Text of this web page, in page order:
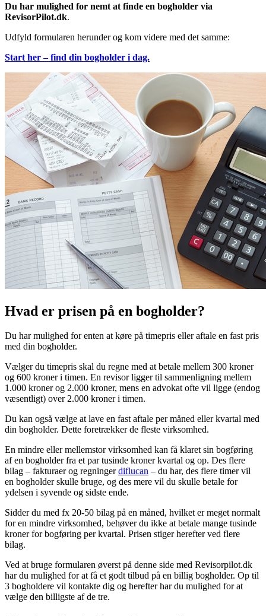
Du har mulighed for nemt at finde en bogholder via
RevisorPilot.dk.
Udfyld formularen herunder og kom videre med det samme:
Start her – find din bogholder i dag.
Hvad er prisen på en bogholder?
Du har mulighed for enten at køre på timepris eller aftale en fast pris
med din bogholder.
Vælger du timepris skal du regne med at betale mellem 300 kroner
og 600 kroner i timen. En revisor ligger til sammenligning mellem
1.000 kroner og 2.000 kroner, mens en advokat ofte vil ligge (endog
væsentligt) over 2.000 kroner i timen.
Du kan også vælge at lave en fast aftale per måned eller kvartal med
din bogholder. Dette foretrækker de fleste virksomhed.
En mindre eller mellemstor virksomhed kan få klaret sin bogføring
af en bogholder fra et par tusinde kroner kvartal og op. Des flere
bilag – fakturaer og regningerdiflucan – du har, des flere timer vil
en bogholder skulle bruge, og des mere vil du skulle betale for
ydelsen i syvende og sidste ende.
Sidder du med fx 20-50 bilag på en måned, hvilket er meget normalt
for en mindre virksomhed, behøver du ikke at betale mange tusinde
kroner for bogføring per kvartal. Prisen stiger herefter ved flere
bilag.
Ved at bruge formularen øverst på denne side med Revisorpilot.dk
har du mulighed for at få et godt tilbud på en billig bogholder. Op til
3 bogholdere vil kontakte dig og herefter har du mulighed for at
vælge den billigste af de tre.